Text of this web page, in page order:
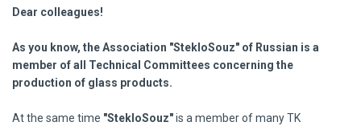
Dear colleagues!
As you know, the Association "StekloSouz" of Russian is a
member of all Technical Committees concerning the
production of glass products.
At the same time "StekloSouz"is a member of many TK